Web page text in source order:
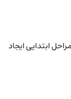
ابتدایی ایجاد